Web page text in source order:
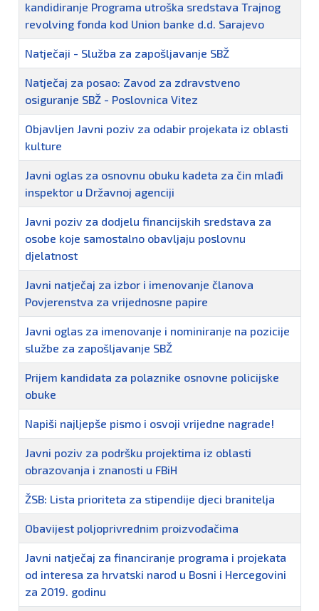
kandidiranje Programa utroška sredstava Trajnog
revolving fonda kod Union banke d.d. Sarajevo
Natječaji - Služba za zapošljavanje SBŽ
Natječaj za posao: Zavod za zdravstveno
osiguranje SBŽ - Poslovnica Vitez
Objavljen Javni poziv za odabir projekata iz oblasti
kulture
Javni oglas za osnovnu obuku kadeta za čin mlađi
inspektor u Državnoj agenciji
Javni poziv za dodjelu financijskih sredstava za
osobe koje samostalno obavljaju poslovnu
djelatnost
Javni natječaj za izbor i imenovanje članova
Povjerenstva za vrijednosne papire
Javni oglas za imenovanje i nominiranje na pozicije
službe za zapošljavanje SBŽ
Prijem kandidata za polaznike osnovne policijske
obuke
Napiši najljepše pismo i osvoji vrijedne nagrade!
Javni poziv za podršku projektima iz oblasti
obrazovanja i znanosti u FBiH
ŽSB: Lista prioriteta za stipendije djeci branitelja
Obavijest poljoprivrednim proizvođačima
Javni natječaj za financiranje programa i projekata
od interesa za hrvatski narod u Bosni i Hercegovini
za 2019. godinu